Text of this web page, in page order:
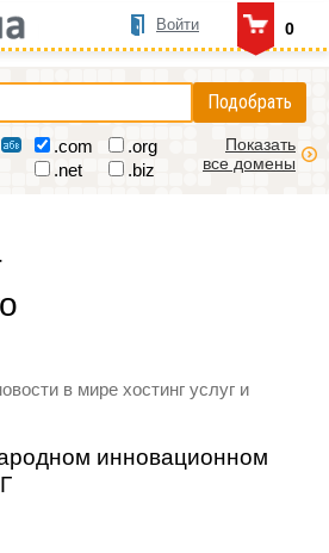
0
Войти
Подобрать
.com
.org
.net .biz
Показать
все домены
в мире хостинг услуг и
инновационном